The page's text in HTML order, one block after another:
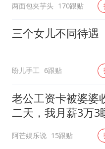
中
两面包夹芋头 170跟贴
三个女儿不同待遇
盼儿手工 6跟贴
老公工资卡被婆婆
二天，我月薪3万3
点没起来，婆婆推
怎么没做早饭
阿芒娱乐说 15跟贴